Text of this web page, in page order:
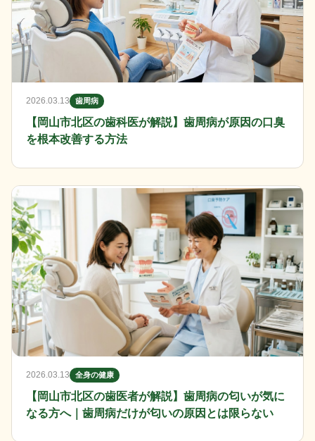
2026.03.13 歯周病
【岡山市北区の歯科医が解説】歯周病が原因の口臭
を根本改善する方法
2026.03.13 全身の健康
【岡山市北区の歯医者が解説】歯周病の匂いが気に
なる方へ｜歯周病だけが匂いの原因とは限らない